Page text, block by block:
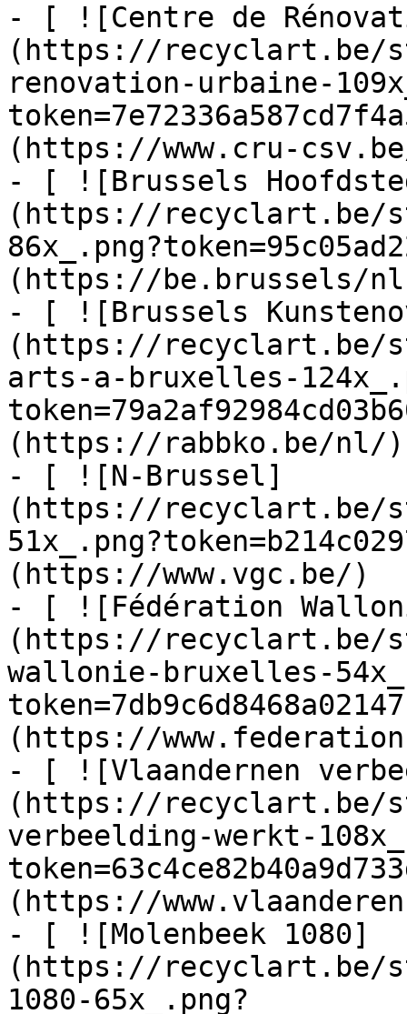
- [ ![Centre de
(https://recyclart.be/
renovation-urbaine-
(https://www.cru-
- [ ![Brussels
(https://recyclart.be/
(https://be.brussels/
- [ ![Brussels
(https://recyclart.be/
arts-a-bruxelles-
(https://rabbko.be/nl/)
- [ ![N-Brussel]
(https://recyclart.be/
(https://www.vgc.be/)
- [ ![Fédération
(https://recyclart.be/
wallonie-bruxelles-
(https://
- [ ![Vlaandernen
(https://recyclart.be/
verbeelding-werkt-
(https://
- [ ![Molenbeek 1080]
(https://recyclart.be/
1080-65x_.png?